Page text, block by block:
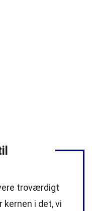
troværdigt
kernen i det, vi